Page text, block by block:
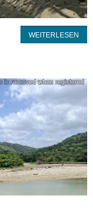
WEITERLESEN